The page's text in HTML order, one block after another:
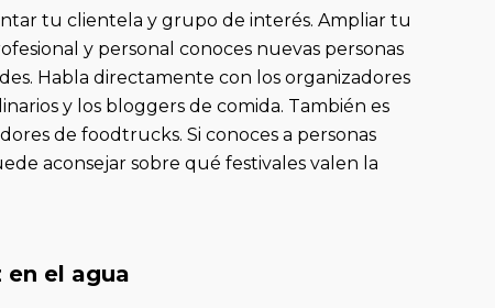
tu clientela y grupo de interés. Ampliar tu
y personal conoces nuevas personas
Habla directamente con los organizadores
y los bloggers de comida. También es
de foodtrucks. Si conoces a personas
aconsejar sobre qué festivales valen la
en el agua